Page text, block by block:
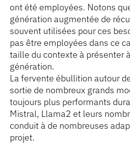
ont été employées. Notons
génération augmentée de
souvent utilisées pour ces
pas être employées dans ce
taille du contexte à présenter
génération.
La fervente ébullition autour
sortie de nombreux grands
toujours plus performants
Mistral, Llama2 et leurs
conduit à de nombreuses
projet.